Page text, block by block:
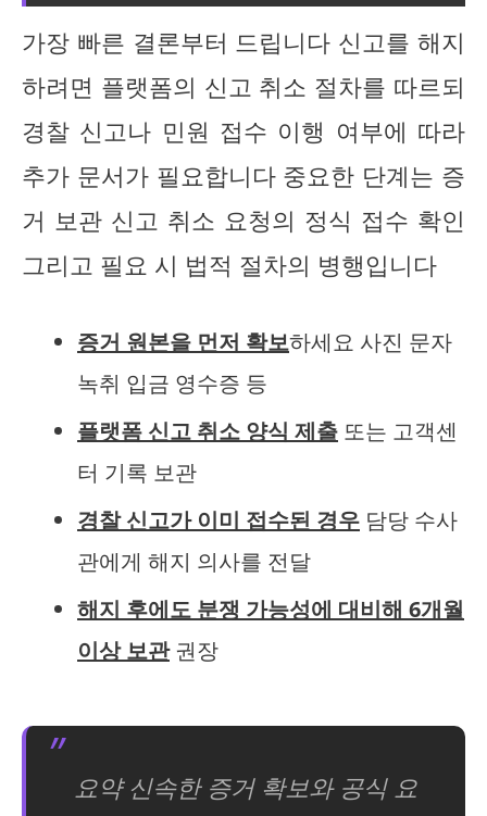
가장 빠른 결론부터 드립니다 신고를 해지
하려면 플랫폼의 신고 취소 절차를 따르되
경찰 신고나 민원 접수 이행 여부에 따라
추가 문서가 필요합니다 중요한 단계는 증
거 보관 신고 취소 요청의 정식 접수 확인
그리고 필요 시 법적 절차의 병행입니다
증거 원본을 먼저 확보하세요 사진 문자
녹취 입금 영수증 등
플랫폼 신고 취소 양식 제출 또는 고객센
터 기록 보관
경찰 신고가 이미 접수된 경우 담당 수사
관에게 해지 의사를 전달
해지 후에도 분쟁 가능성에 대비해 6개월
이상 보관권장
요약 신속한 증거 확보와 공식 요